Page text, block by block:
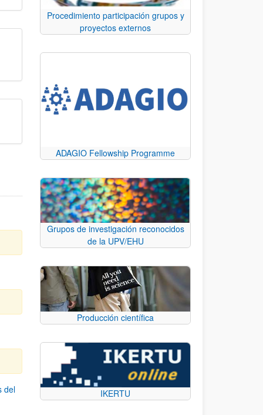
del
Procedimiento participación grupos y
proyectos externos
ADAGIO Fellowship Programme
Grupos de investigación reconocidos
de la UPV/EHU
Producción científica
IKERTU